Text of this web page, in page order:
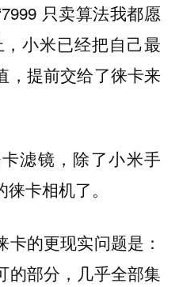
只卖算法我都愿
小米已经把自己最
，提前交给了徕卡来
滤镜，除了小米手
卡相机了。
的更现实问题是：
的部分，几乎全部集